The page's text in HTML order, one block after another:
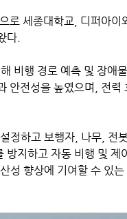
로 세종대학교, 디퍼아이
다.
비행 경로 예측 및 장애물
안전성을 높였으며, 전력
정하고 보행자, 나무, 전
방지하고 자동 비행 및 제
성 향상에 기여할 수 있는